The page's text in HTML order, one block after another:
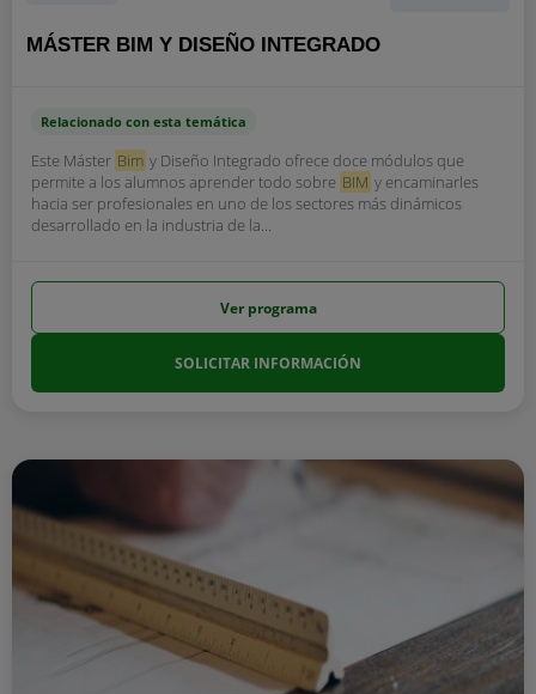
MÁSTER BIM Y DISEÑO INTEGRADO
Relacionado con esta temática
Este Máster Bim y Diseño Integrado ofrece doce módulos que
permite a los alumnos aprender todo sobre BIM y encaminarles
hacia ser profesionales en uno de los sectores más dinámicos
desarrollado en la industria de la...
Ver programa
SOLICITAR INFORMACIÓN